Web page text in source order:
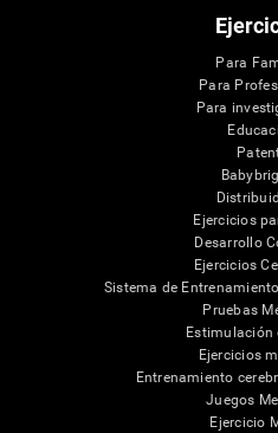
Para
Para
Para
Ejercicios
Desarrollo
Ejercicios
Sistema de
Pruebas
Estimulación
Ejercicios
Entrenamiento
Juegos
Ejercicio